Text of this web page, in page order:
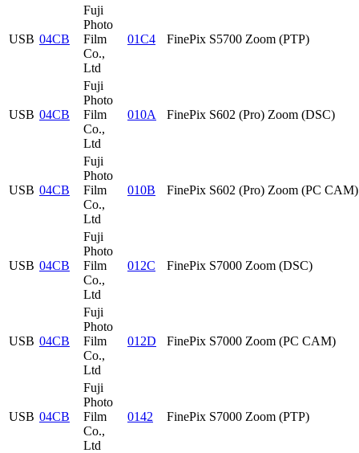
USB 04CB
Fuji
Photo
Film
Co.,
Ltd
01C4 FinePix S5700 Zoom (PTP)
USB 04CB
Fuji
Photo
Film
Co.,
Ltd
010A FinePix S602 (Pro) Zoom (DSC)
USB 04CB
Fuji
Photo
Film
Co.,
Ltd
010B FinePix S602 (Pro) Zoom (PC CAM)
USB 04CB
Fuji
Photo
Film
Co.,
Ltd
012C FinePix S7000 Zoom (DSC)
USB 04CB
Fuji
Photo
Film
Co.,
Ltd
012D FinePix S7000 Zoom (PC CAM)
USB 04CB
Fuji
Photo
Film
Co.,
Ltd
0142 FinePix S7000 Zoom (PTP)